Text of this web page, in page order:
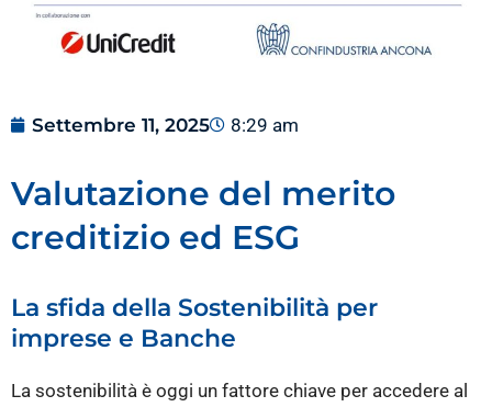
Settembre 11, 2025 8:29 am
Valutazione del merito
creditizio ed ESG
La sfida della Sostenibilità per
imprese e Banche
La sostenibilità è oggi un fattore chiave per accedere al